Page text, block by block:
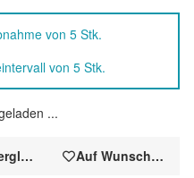
Auf Wunschzettel
von 5 Stk.
von 5 Stk.
...